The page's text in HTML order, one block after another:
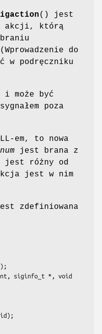
() jest
akcji, którą
do
w podręczniku
i może być
poza
em, to nowa
jest brana z
jest różny od
jest w nim
zdefiniowana